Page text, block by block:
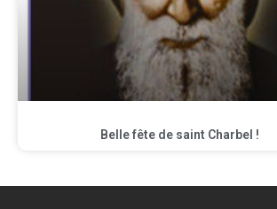
Belle fête de saint Charbel !